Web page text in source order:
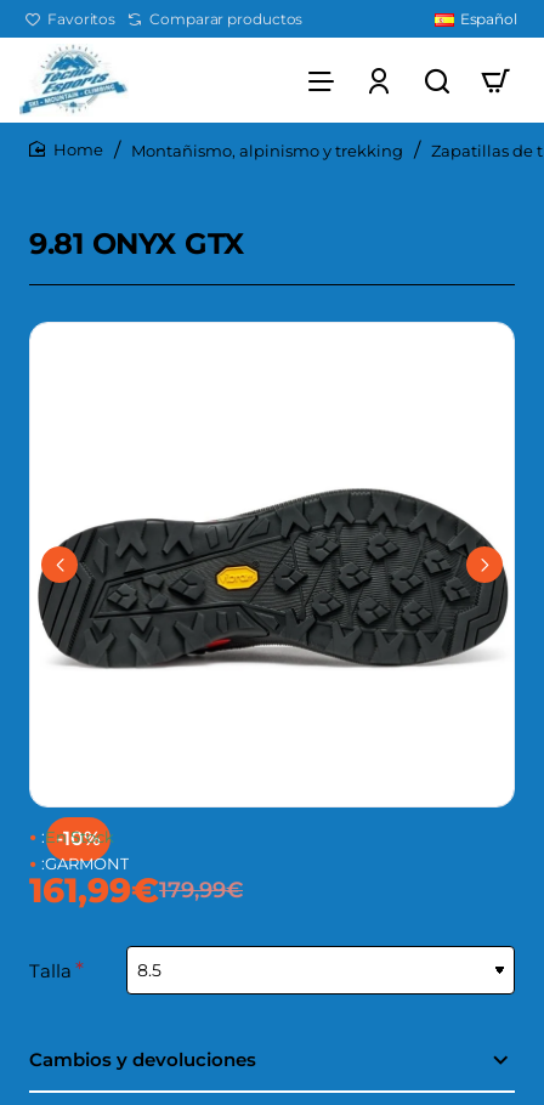
Favoritos Comparar productos Español
Montañismo, alpinismo y trekking Zapatillas de
9.81 ONYX GTX
-10%
161,99€179,99€
:En Stock
:GARMONT
Talla
Cambios y devoluciones